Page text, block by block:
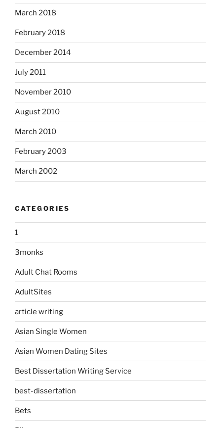
March 2018
February 2018
December 2014
July 2011
November 2010
August 2010
March 2010
February 2003
March 2002
CATEGORIES
1
3monks
Adult Chat Rooms
AdultSites
article writing
Asian Single Women
Asian Women Dating Sites
Best Dissertation Writing Service
best-dissertation
Bets